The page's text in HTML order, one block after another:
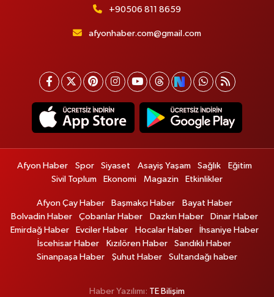
+90506 811 8659
afyonhaber.com@gmail.com
Afyon Haber Spor Siyaset Asayiş Yaşam Sağlık
Eğitim
Sivil Toplum
Ekonomi Magazin Etkinlikler
Afyon Çay Haber Başmakçı Haber
Bayat Haber
Bolvadin Haber
Çobanlar Haber Dazkırı Haber
Dinar Haber
Emirdağ Haber
Evciler Haber Hocalar Haber
İhsaniye Haber
İscehisar Haber
Kızılören Haber
Sandıklı Haber
Sinanpaşa Haber
Şuhut Haber Sultandağı haber
Haber Yazılımı: TE Bilişim